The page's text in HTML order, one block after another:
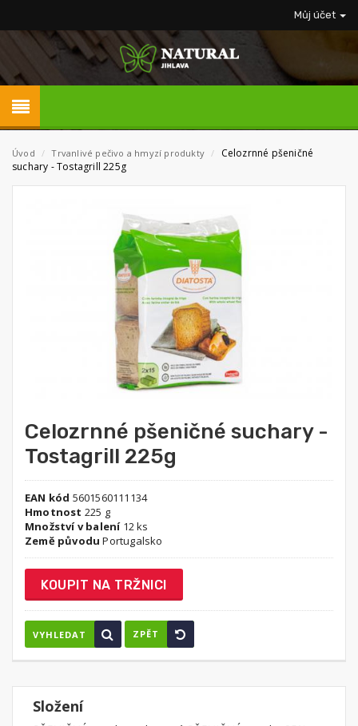
Můj účet
Úvod / Trvanlivé pečivo a hmyzí produkty /
Celozrnné pšeničné
suchary - Tostagrill 225g
Celozrnné pšeničné suchary -
Tostagrill 225g
EAN kód 5601560111134
Hmotnost 225 g
Množství v balení12 ks
Země původu Portugalsko
KOUPIT NA TRŽNICI
VYHLEDAT ZPĚT
Složení